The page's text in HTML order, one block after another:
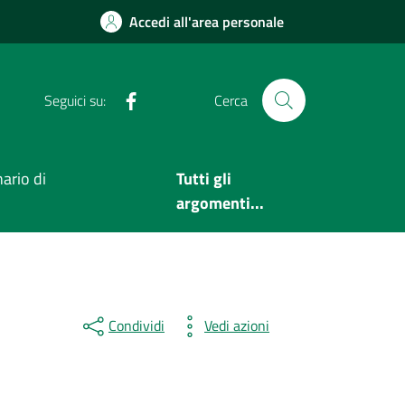
Accedi all'area personale
Seguici su: Cerca
di
Tutti gli
argomenti...
Condividi Vedi azioni